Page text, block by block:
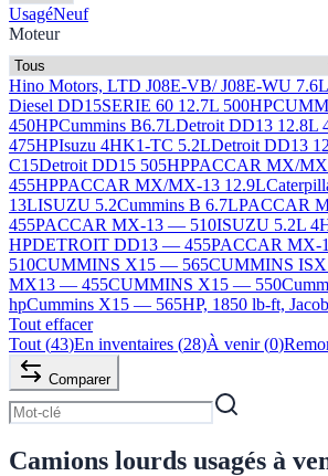
UsagéNeuf
Moteur
Hino Motors, LTD J08E-VB/ J08E-WU 7.6L
Diesel DD15SERIE 60 12.7L 500HP
450HPCummins B6.7LDetroit DD13 12.8L
475HPIsuzu 4HK1-TC 5.2LDetroit DD13
C15Detroit DD15 505HPPACCAR MX/
455HPPACCAR MX/MX-13 12.9L
13LISUZU 5.2Cummins B 6.7LPACCAR
455PACCAR MX-13 — 510ISUZU 5.2L
HPDETROIT DD13 — 455PACCAR MX-
510CUMMINS X15 — 565CUMMINS
MX13 — 455CUMMINS X15 — 550
hpCummins X15 — 565HP, 1850 lb-ft,
Tout effacer
Tout (43)En inventaires (28)À venir (0)
Comparer
Camions lourds usagés à